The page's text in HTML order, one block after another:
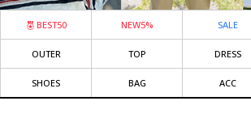
BEST50 NEW5% SALE
OUTER TOP DRESS
SHOES BAG ACC